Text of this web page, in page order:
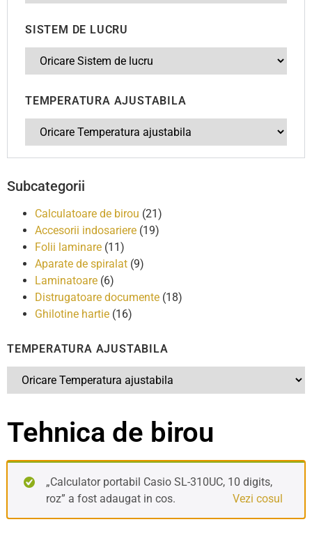
SISTEM DE LUCRU
TEMPERATURA AJUSTABILA
Subcategorii
Calculatoare de birou (21)
Accesorii indosariere (19)
Folii laminare (11)
Aparate de spiralat (9)
Laminatoare (6)
Distrugatoare documente (18)
Ghilotine hartie (16)
TEMPERATURA AJUSTABILA
Tehnica de birou
„Calculator portabil Casio SL-310UC, 10 digits,
roz” a fost adaugat in cos.
Vezi cosul